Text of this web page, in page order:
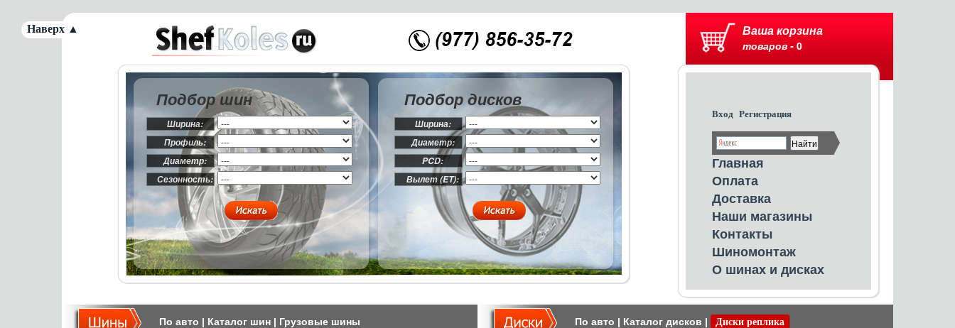
Ваша корзина
товаров - 0
Вход Регистрация
Главная
Оплата
Доставка
Наши магазины
Контакты
Шиномонтаж
О шинах и дисках
Подбор шин
Ширина:
Профиль:
Диаметр:
Сезонность:
Подбор дисков
Ширина:
Диаметр:
PCD:
Вылет (ET):
По авто | Каталог шин | Грузовые шины По авто | Каталог дисков | Диски реплика
Наверх ▲